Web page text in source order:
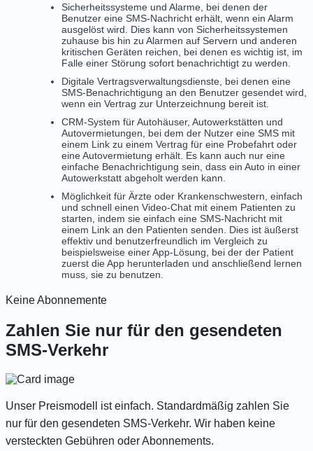
Sicherheitssysteme und Alarme, bei denen der
Benutzer eine SMS-Nachricht erhält, wenn ein Alarm
ausgelöst wird. Dies kann von Sicherheitssystemen
zuhause bis hin zu Alarmen auf Servern und anderen
kritischen Geräten reichen, bei denen es wichtig ist, im
Falle einer Störung sofort benachrichtigt zu werden.
Digitale Vertragsverwaltungsdienste, bei denen eine
SMS-Benachrichtigung an den Benutzer gesendet wird,
wenn ein Vertrag zur Unterzeichnung bereit ist.
CRM-System für Autohäuser, Autowerkstätten und
Autovermietungen, bei dem der Nutzer eine SMS mit
einem Link zu einem Vertrag für eine Probefahrt oder
eine Autovermietung erhält. Es kann auch nur eine
einfache Benachrichtigung sein, dass ein Auto in einer
Autowerkstatt abgeholt werden kann.
Möglichkeit für Ärzte oder Krankenschwestern, einfach
und schnell einen Video-Chat mit einem Patienten zu
starten, indem sie einfach eine SMS-Nachricht mit
einem Link an den Patienten senden. Dies ist äußerst
effektiv und benutzerfreundlich im Vergleich zu
beispielsweise einer App-Lösung, bei der der Patient
zuerst die App herunterladen und anschließend lernen
muss, sie zu benutzen.
Keine Abonnemente
Zahlen Sie nur für den gesendeten
SMS-Verkehr
Unser Preismodell ist einfach. Standardmäßig zahlen Sie
nur für den gesendeten SMS-Verkehr. Wir haben keine
versteckten Gebühren oder Abonnements.